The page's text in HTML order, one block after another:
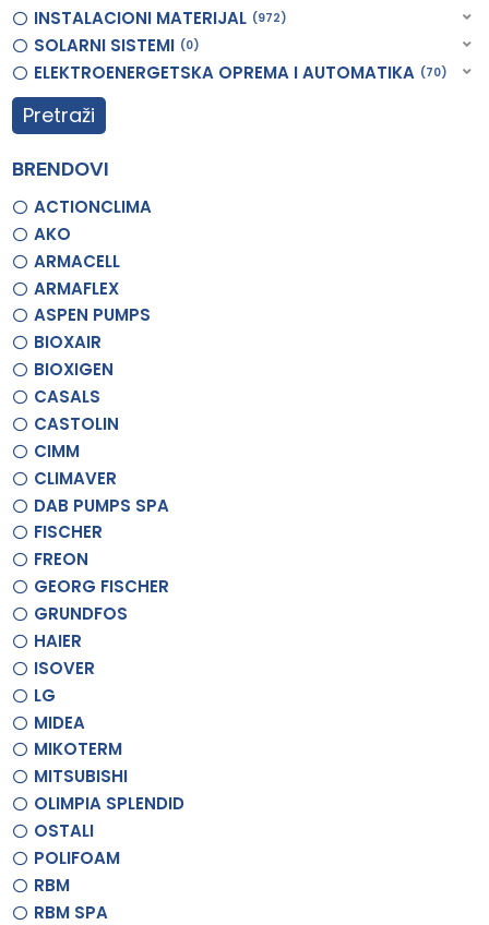
INSTALACIONI MATERIJAL
972
SOLARNI SISTEMI 0
ELEKTROENERGETSKA OPREMA I AUTOMATIKA 70
Pretraži
BRENDOVI
ACTIONCLIMA
AKO
ARMACELL
ARMAFLEX
ASPEN PUMPS
BIOXAIR
BIOXIGEN
CASALS
CASTOLIN
CIMM
CLIMAVER
DAB PUMPS SPA
FISCHER
FREON
GEORG FISCHER
GRUNDFOS
HAIER
ISOVER
LG
MIDEA
MIKOTERM
MITSUBISHI
OLIMPIA SPLENDID
OSTALI
POLIFOAM
RBM
RBM SPA